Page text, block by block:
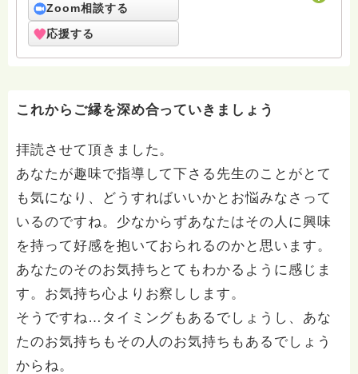
に戻ってまいりました。 精一杯、皆様のお役に立てる
よう頑張ります。
Zoom相談する
応援する
これからご縁を深め合っていきましょう
拝読させて頂きました。
あなたが趣味で指導して下さる先生のことがとて
も気になり、どうすればいいかとお悩みなさって
いるのですね。少なからずあなたはその人に興味
を持って好感を抱いておられるのかと思います。
あなたのそのお気持ちとてもわかるように感じま
す。お気持ち心よりお察しします。
そうですね…タイミングもあるでしょうし、あな
たのお気持ちもその人のお気持ちもあるでしょう
からね。